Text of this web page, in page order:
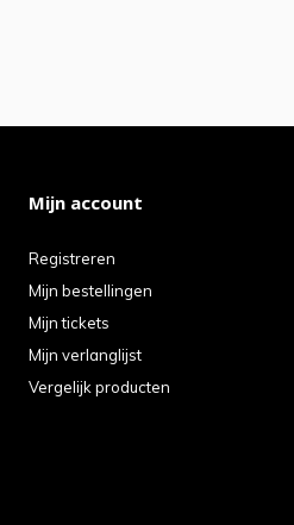
Mijn account
Registreren
Mijn bestellingen
Mijn tickets
Mijn verlanglijst
Vergelijk producten